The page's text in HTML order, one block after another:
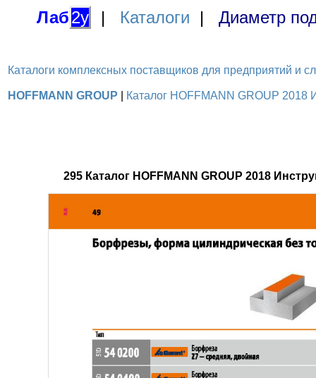
Лаб2у | Каталоги | Диаметр
Каталоги комплексных поставщиков для предприятий и
HOFFMANN GROUP Каталог HOFFMANN GROUP 2018
295 Каталог HOFFMANN GROUP 2018